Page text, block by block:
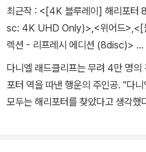
스 등 다양한 장르를 오가며 활발한
나름의 독특한 분위기를 연출해내
AN> <애니 : ANNIE> 그림 형제의
ESTILSKIN> 등에 출연했었다.
해리포터> 오디션 공개모집 광고를
최근작 : <[4K 블루레이] 해리포터
sc: 4K UHD Only)>,<위어드>,<[
렉션 - 리프레시 에디션 (8disc)> …
다니엘 래드클리프는 무려 4만 명의
포터 역을 따낸 행운의 주인공. "다
모두는 해리포터를 찾았다고 생각했